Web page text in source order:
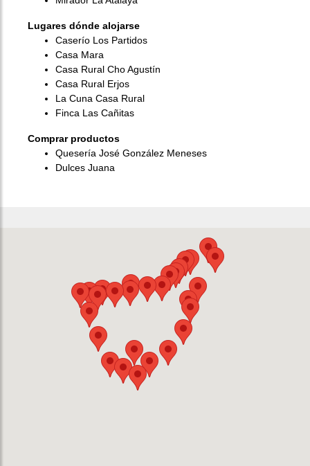
Lugares dónde alojarse
Caserío Los Partidos
Casa Mara
Casa Rural Cho Agustín
Casa Rural Erjos
La Cuna Casa Rural
Finca Las Cañitas
Comprar productos
Quesería José González Meneses
Dulces Juana